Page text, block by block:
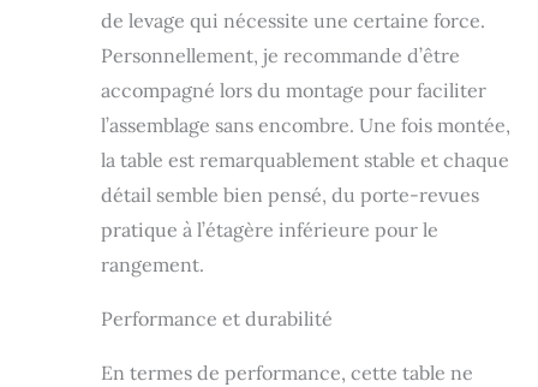
de levage qui nécessite une certaine force.
Personnellement, je recommande d’être
accompagné lors du montage pour faciliter
l’assemblage sans encombre. Une fois montée,
la table est remarquablement stable et chaque
détail semble bien pensé, du porte-revues
pratique à l’étagère inférieure pour le
rangement.
Performance et durabilité
En termes de performance, cette table ne